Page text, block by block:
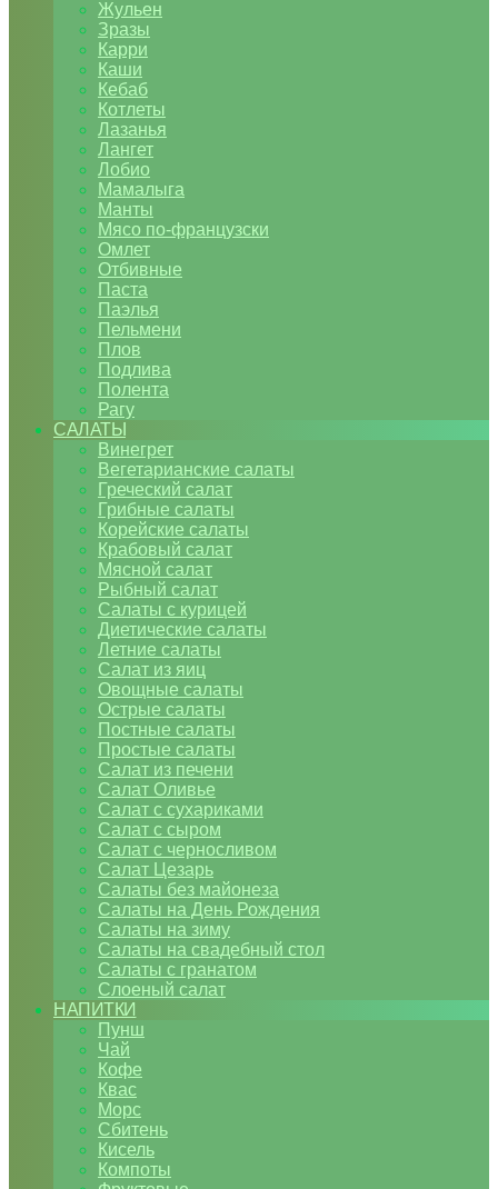
Жульен
Зразы
Карри
Каши
Кебаб
Котлеты
Лазанья
Лангет
Лобио
Мамалыга
Манты
Мясо по-французски
Омлет
Отбивные
Паста
Паэлья
Пельмени
Плов
Подлива
Полента
Рагу
САЛАТЫ
Винегрет
Вегетарианские салаты
Греческий салат
Грибные салаты
Корейские салаты
Крабовый салат
Мясной салат
Рыбный салат
Салаты с курицей
Диетические салаты
Летние салаты
Салат из яиц
Овощные салаты
Острые салаты
Постные салаты
Простые салаты
Салат из печени
Салат Оливье
Салат с сухариками
Салат с сыром
Салат с черносливом
Салат Цезарь
Салаты без майонеза
Салаты на День Рождения
Салаты на зиму
Салаты на свадебный стол
Салаты с гранатом
Слоеный салат
НАПИТКИ
Пунш
Чай
Кофе
Квас
Морс
Сбитень
Кисель
Компоты